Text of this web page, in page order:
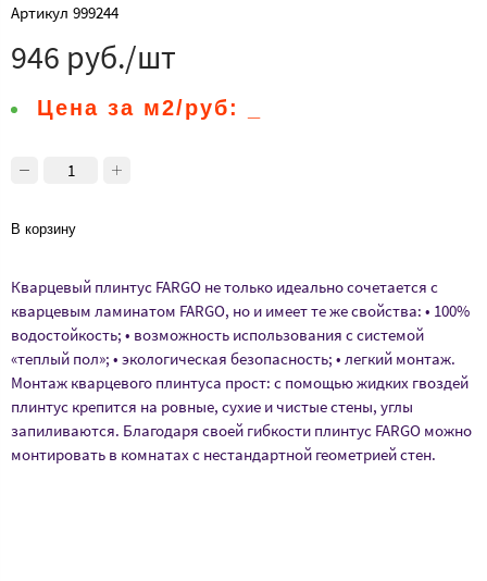
Артикул 999244
946 руб./шт
Цена за м2/руб:
В корзину
Кварцевый плинтус FARGO не только идеально сочетается с
кварцевым ламинатом FARGO, но и имеет те же свойства: • 100%
водостойкость; • возможность использования с системой
«теплый пол»; • экологическая безопасность; • легкий монтаж.
Монтаж кварцевого плинтуса прост: с помощью жидких гвоздей
плинтус крепится на ровные, сухие и чистые стены, углы
запиливаются. Благодаря своей гибкости плинтус FARGO можно
монтировать в комнатах с нестандартной геометрией стен.